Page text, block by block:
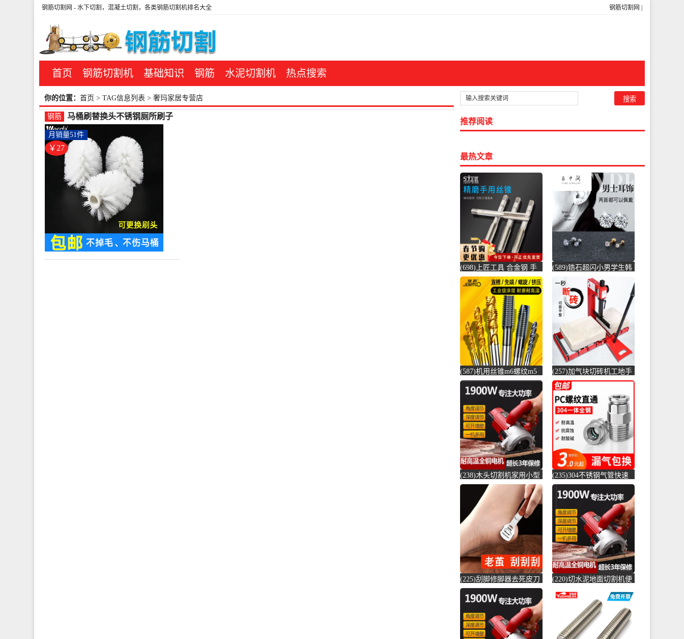
钢筋切割网
钢筋切割网 - 水下切割，混凝土切割，各类钢筋切割机排名大全
首页 钢筋切割机 基础知识 钢筋 水泥切割机 热点搜索
你的位置： 首页 > TAG信息列表 > 奢玛家居专营店
钢筋
马桶刷替换头不锈钢厕所刷子
长柄通用清洁卫生间去死角-螺
纹钢(奢玛家居专营店仅售27
元)
￥27
月销量51件
推荐阅读
最热文章
(698)上匠工具 合金钢 手
用丝锥攻螺纹工具攻丝丝
攻套丝m-螺纹钢(上匠工具
旗舰店仅售5.8元)
(589)锆石超闪小男学生韩
版耳骨钉钛钢养耳棒防过
敏圆珠女儿-圆棒钢(正中
间旗舰店仅售5.6元)
(587)机用丝锥m6螺纹m5
攻丝m3钻头m8丝攻m10不
锈-螺纹钢(俊拓五金旗舰
(257)加气块切砖机工地手
动轻质砖压砖机带钢尺水
泥砖泡沫砖-水泥切割机
(贞美旗舰店仅售390元)
(238)木头切割机家用小型
切水泥地面金属钢材机两
用新款切槽-水泥切割机
(simtone旗舰店仅售122.65
元)
(235)304不锈钢气管快速
接头快插气动快接螺纹高
压气嘴直-螺纹钢(卓成五
(225)刮脚修脚器去死皮刀
老茧磨脚神器脚皮工具脚
底脚后跟刨-钢筋切割工具
(齐开雅致专卖店仅售13.8
元)
(220)切水泥地面切割机便
便携式电-水泥切割机
(simtone旗舰店仅售123.75